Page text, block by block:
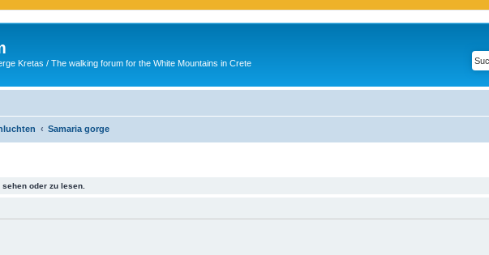
Kretas / The walking forum for the White Mountains in Crete
Samaria gorge
oder zu lesen.